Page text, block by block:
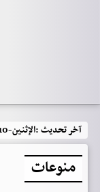
آخر تحديث :الإثنين-10 أغسطس 2026-12:20م
منوعات